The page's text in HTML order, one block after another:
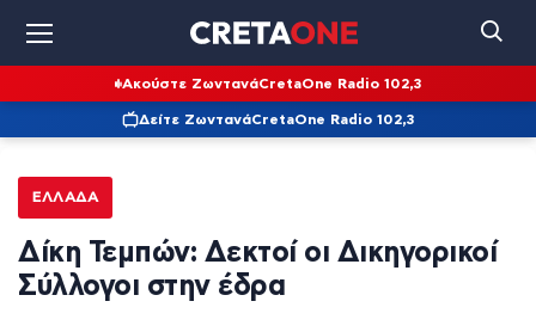
Ακούστε ΖωντανάCretaOne Radio 102,3
Δείτε ΖωντανάCretaOne Radio 102,3
ΕΛΛΆΔΑ
Δίκη Τεμπών: Δεκτοί οι Δικηγορικοί
Σύλλογοι στην έδρα